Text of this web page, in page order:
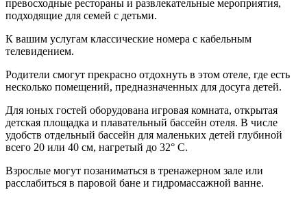
превосходные рестораны и развлекательные мероприятия,
подходящие для семей с детьми.
К вашим услугам классические номера с кабельным
телевидением.
Родители смогут прекрасно отдохнуть в этом отеле, где есть
несколько помещений, предназначенных для досуга детей.
Для юных гостей оборудована игровая комната, открытая
детская площадка и плавательный бассейн отеля. В числе
удобств отдельный бассейн для маленьких детей глубиной
всего 20 или 40 см, нагретый до 32° C.
Взрослые могут позаниматься в тренажерном зале или
расслабиться в паровой бане и гидромассажной ванне.